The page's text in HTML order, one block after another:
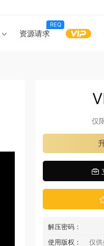
资源请求
REQ
仅
解压密码：
使用版权：
仅供